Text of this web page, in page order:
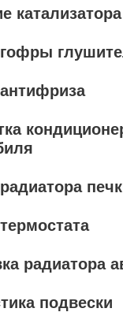
катализатора
радиатора
подвески